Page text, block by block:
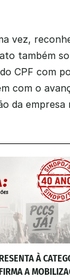
vez,
também
CPF com
com o
da
À
A